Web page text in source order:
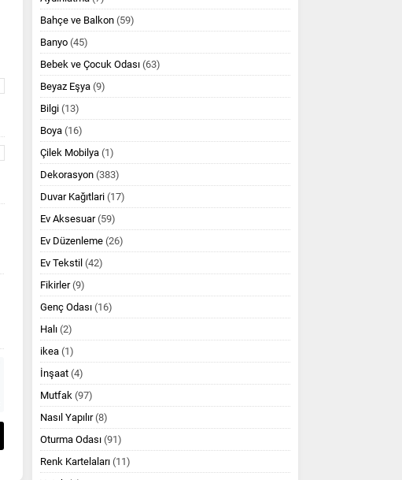
Bahçe ve Balkon (59)
Banyo (45)
Bebek ve Çocuk Odası (63)
Beyaz Eşya (9)
Bilgi (13)
Boya (16)
Çilek Mobilya (1)
Dekorasyon (383)
Duvar Kağıtlari (17)
Ev Aksesuar(59)
Ev Düzenleme (26)
Ev Tekstil (42)
Fikirler(9)
Genç Odası (16)
Halı (2)
ikea (1)
İnşaat (4)
Mutfak (97)
Nasıl Yapılır(8)
Oturma Odası (91)
Renk Kartelaları (11)